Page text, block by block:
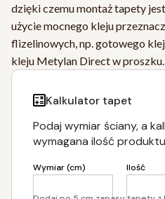
dzięki czemu montaż tapety
użycie mocnego kleju
flizelinowych, np. gotowego
kleju Metylan Direct w proszku.
Kalkulator tapet
Podaj wymiar ściany, a
wymagana ilość
Wymiar (cm) Ilość